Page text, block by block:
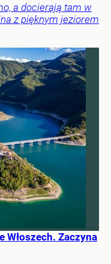
a docierają tam w
z pięknym jeziorem
Włoszech. Zaczyna